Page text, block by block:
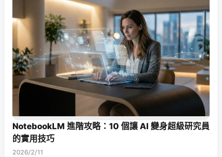
NotebookLM 進階攻略：10 個讓 AI 變身超級研究員
的實用技巧
2026/2/11